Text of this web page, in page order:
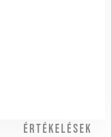
Értékelések